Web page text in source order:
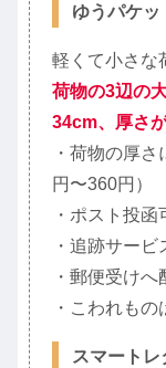
ゆうパケッ
軽くて小さな
荷物の3辺の
34cm、厚さ
・荷物の厚
円〜360円）
・ポスト投函
・追跡サービ
・郵便受けへ
・こわれもの
スマートレ